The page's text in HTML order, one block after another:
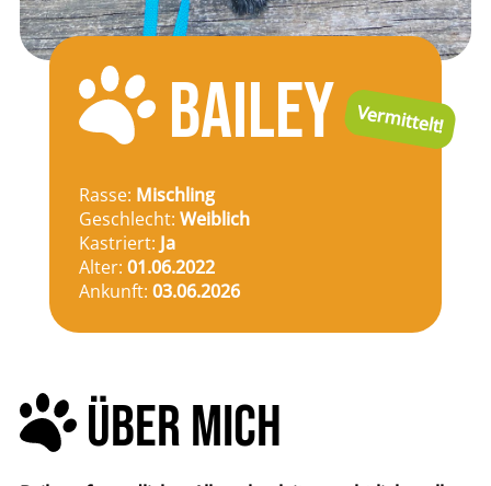
Vermittelt!
BAILEY
Rasse: Mischling
Geschlecht: Weiblich
Kastriert: Ja
Alter: 01.06.2022
Ankunft: 03.06.2026
ÜBER MICH